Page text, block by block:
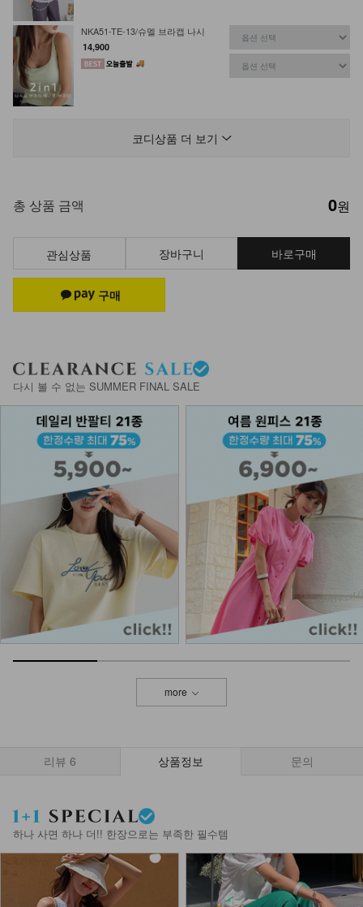
NKA51-TE-13/슈멜 브라캡 나시
14,900
39%
KOA-T-26/스퀘어 스판나시
13,900
12,900
8,280
KOA-T-16/더블끈나시
13,900 9,900 29%
NKA62-A-1/에어 브라캡 끈나시
13,900
나시에이비 1+1
27,800 15,900 43%
KOA-T-25/삼각 끈나시
11,900 4,900 59%
8,900 6,900 22%
NKA-T-7/기본이너 끈나시
7,900
코디상품 더 보기
총 상품 금액 0원
관심상품 장바구니 바로구매
다시 볼 수 없는 SUMMER FINAL SALE
more
리뷰 6 상품정보 문의
하나 사면 하나 더!! 한장으로는 부족한 필수템